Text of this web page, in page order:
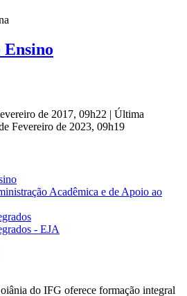
Ensino
de 2017, 09h22 | Última
Fevereiro de 2023, 09h19
Acadêmica e de Apoio ao
- EJA
do IFG oferece formação integral